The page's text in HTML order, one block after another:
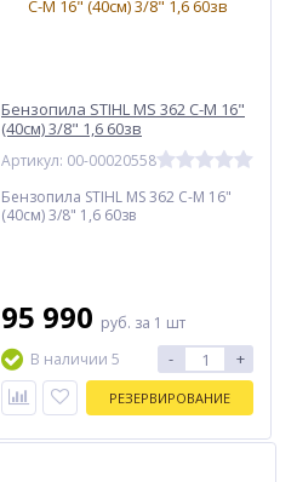
Бензопила STIHL MS 362 C-M 16"
(40см) 3/8" 1,6 60зв
Артикул: 00-00020558
Бензопила STIHL MS 362 C-M 16"
(40см) 3/8" 1,6 60зв
95 990 руб. за 1 шт
В наличии 5
- +
РЕЗЕРВИРОВАНИЕ